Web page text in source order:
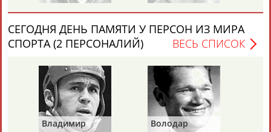
СЕГОДНЯ ДЕНЬ ПАМЯТИ У ПЕРСОН ИЗ МИРА
СПОРТА (2 ПЕРСОНАЛИЙ)
ВЕСЬ СПИСОК
Владимир
Володар